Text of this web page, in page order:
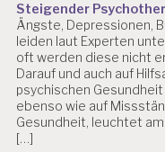
Steigender
Ängste, Depressionen,
leiden laut Experten
oft werden diese nicht
Darauf und auch auf
psychischen
ebenso wie auf
Gesundheit, leuchtet
[…]